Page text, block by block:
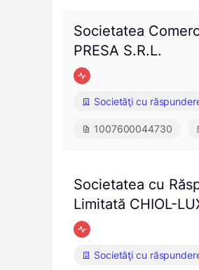
Societatea
PRESA S.R.L.
Societăţi cu
1007600044730
Societatea cu
Limitată CHIOL-
Societăţi cu